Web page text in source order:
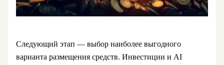
Следующий этап — выбор наиболее выгодного
варианта размещения средств. Инвестиции и AI